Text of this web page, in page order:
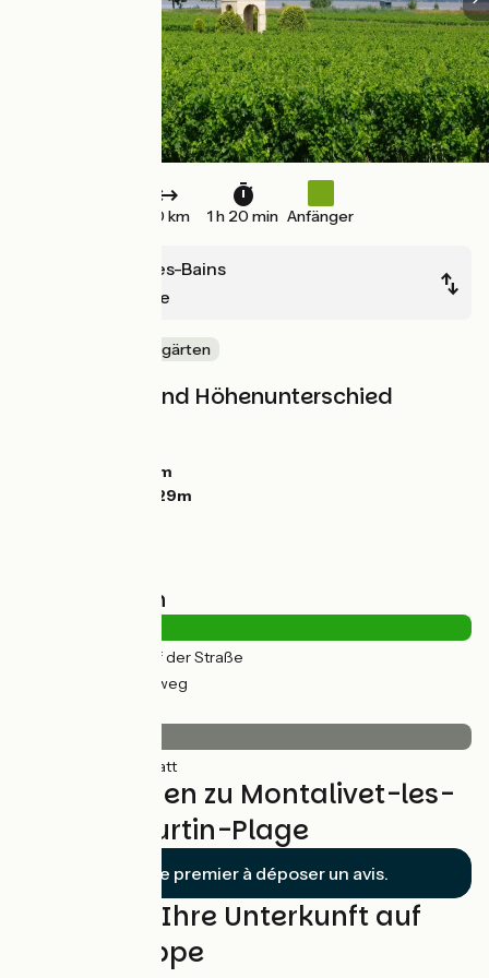
20 km 1 h 20 min Anfänger
Montalivet-les-Bains
Hourtin-Plage
Mitten in den Weingärten
Steigungen und Höhenunterschied
8m
29m
Straßentypen
(3%) Auf der Straße
(97%) Radweg
(100%) Glatt
Bewertungen zu Montalivet-les-
Bains / Hourtin-Plage
Soyez le premier à déposer un avis.
Finden Sie Ihre Unterkunft auf
dieser Etappe